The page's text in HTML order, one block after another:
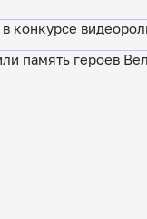
конкурсе
память героев